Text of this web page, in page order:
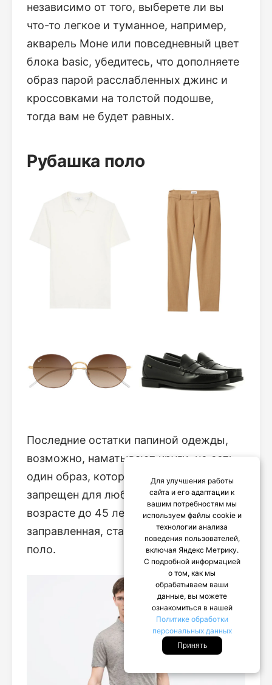
независимо от того, выберете ли вы
что-то легкое и туманное, например,
акварель Моне или повседневный цвет
блока basic, убедитесь, что дополняете
образ парой расслабленных джинс и
кроссовками на толстой подошве,
тогда вам не будет равных.
Рубашка поло
Последние остатки папиной одежды,
возможно, наматывают круги, но есть
один образ, который уже давно
запрещен для любого мужчины в
возрасте до 45 лет и бездетного:
заправленная, стандартная рубашка
поло.
Для улучшения работы
сайта и его адаптации к
вашим потребностям мы
используем файлы cookie и
технологии анализа
поведения пользователей,
включая Яндекс Метрику.
С подробной информацией
о том, как мы
обрабатываем ваши
данные, вы можете
ознакомиться в нашей
Политике обработки
персональных данных
Принять